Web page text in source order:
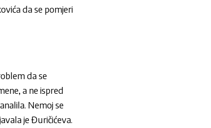
da se pomjeri
da se
a ne ispred
Nemoj se
jeĐuričićeva.